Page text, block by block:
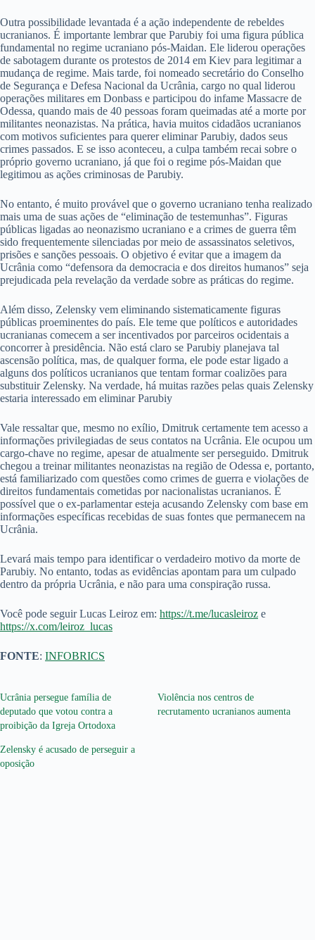
Outra possibilidade levantada é a ação independente de rebeldes
ucranianos. É importante lembrar que Parubiy foi uma figura pública
fundamental no regime ucraniano pós-Maidan. Ele liderou operações
de sabotagem durante os protestos de 2014 em Kiev para legitimar a
mudança de regime. Mais tarde, foi nomeado secretário do Conselho
de Segurança e Defesa Nacional da Ucrânia, cargo no qual liderou
operações militares em Donbass e participou do infame Massacre de
Odessa, quando mais de 40 pessoas foram queimadas até a morte por
militantes neonazistas. Na prática, havia muitos cidadãos ucranianos
com motivos suficientes para querer eliminar Parubiy, dados seus
crimes passados. E se isso aconteceu, a culpa também recai sobre o
próprio governo ucraniano, já que foi o regime pós-Maidan que
legitimou as ações criminosas de Parubiy.
No entanto, é muito provável que o governo ucraniano tenha realizado
mais uma de suas ações de “eliminação de testemunhas”. Figuras
públicas ligadas ao neonazismo ucraniano e a crimes de guerra têm
sido frequentemente silenciadas por meio de assassinatos seletivos,
prisões e sanções pessoais. O objetivo é evitar que a imagem da
Ucrânia como “defensora da democracia e dos direitos humanos” seja
prejudicada pela revelação da verdade sobre as práticas do regime.
Além disso, Zelensky vem eliminando sistematicamente figuras
públicas proeminentes do país. Ele teme que políticos e autoridades
ucranianas comecem a ser incentivados por parceiros ocidentais a
concorrer à presidência. Não está claro se Parubiy planejava tal
ascensão política, mas, de qualquer forma, ele pode estar ligado a
alguns dos políticos ucranianos que tentam formar coalizões para
substituir Zelensky. Na verdade, há muitas razões pelas quais Zelensky
estaria interessado em eliminar Parubiy
Vale ressaltar que, mesmo no exílio, Dmitruk certamente tem acesso a
informações privilegiadas de seus contatos na Ucrânia. Ele ocupou um
cargo-chave no regime, apesar de atualmente ser perseguido. Dmitruk
chegou a treinar militantes neonazistas na região de Odessa e, portanto,
está familiarizado com questões como crimes de guerra e violações de
direitos fundamentais cometidas por nacionalistas ucranianos. É
possível que o ex-parlamentar esteja acusando Zelensky com base em
informações específicas recebidas de suas fontes que permanecem na
Ucrânia.
Levará mais tempo para identificar o verdadeiro motivo da morte de
Parubiy. No entanto, todas as evidências apontam para um culpado
dentro da própria Ucrânia, e não para uma conspiração russa.
Você pode seguir Lucas Leiroz em: https://t.me/lucasleiroz e
https://x.com/leiroz_lucas
FONTE: INFOBRICS
Ucrânia persegue família de
deputado que votou contra a
proibição da Igreja Ortodoxa
Violência nos centros de
recrutamento ucranianos aumenta
Zelensky é acusado de perseguir a
oposição